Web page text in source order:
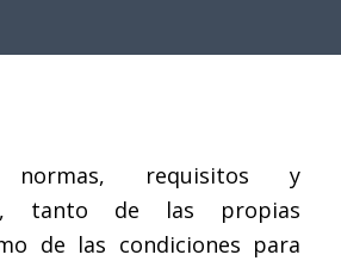
requisitos y
tanto de las propias
de las condiciones para